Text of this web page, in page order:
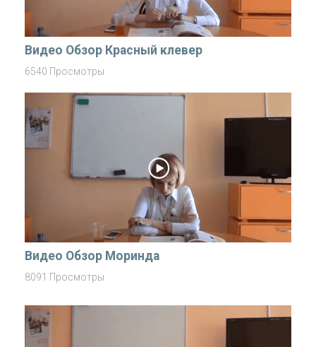
Видео Обзор Красный клевер
6540 Просмотры
Видео Обзор Моринда
8091 Просмотры